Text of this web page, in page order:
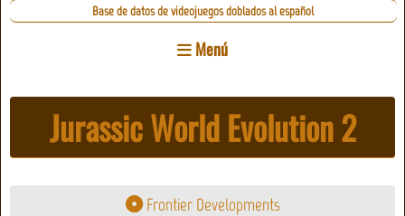
Base de datos de videojuegos doblados al español
Menú
Jurassic World Evolution 2
Frontier Developments